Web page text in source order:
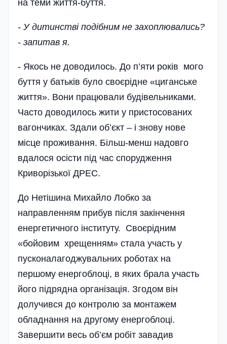
на теми життя-буття.
- У дитинстві подібним не захоплювались?
- запитав я.
- Якось не доводилось. До п’яти років мого
буття у батьків було своєрідне «циганське
життя». Вони працювали будівельниками.
Часто доводилось жити у пристосованих
вагончиках. Здали об’єкт – і знову нове
місце проживання. Більш-менш надовго
вдалося осісти під час спорудження
Криворізької ДРЕС.
До Нетішина Михайло Лобко за
направленням прибув після закінчення
енергетичного інституту. Своєрідним
«бойовим хрещенням» стала участь у
пусконалагоджувальних роботах на
першому енерго­блоці, в яких брала участь
його підрядна організація. Згодом він
долучився до контролю за монтажем
обладнання на другому енергоблоці.
Завершити весь об’єм робіт завадив